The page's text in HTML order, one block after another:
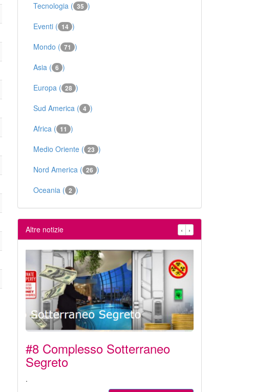
Tecnologia ( 35 )
Eventi ( 14 )
Mondo ( 71 )
Asia ( 6 )
Europa ( 28 )
Sud America ( 4 )
Africa ( 11 )
Medio Oriente ( 23 )
Nord America ( 26 )
Oceania ( 2 )
Altre notizie ‹ ›
#8 Complesso Sotterraneo
Segreto
.